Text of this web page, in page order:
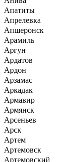
Апатиты
Апрелевка
Апшеронск
Арамиль
Аргун
Ардатов
Ардон
Арзамас
Аркадак
Армавир
Армянск
Арсеньев
Арск
Артем
Артемовск
Артемовский